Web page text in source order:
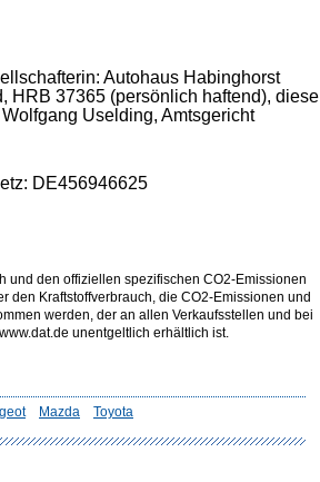
Autohaus Habinghorst
HRB 37365 (persönlich haftend), diese
Uselding, Amtsgericht
DE456946625
und den offiziellen spezifischen CO2-Emissionen
den Kraftstoffverbrauch, die CO2-Emissionen und
werden, der an allen Verkaufsstellen und bei
unentgeltlich erhältlich ist.
Mazda Toyota